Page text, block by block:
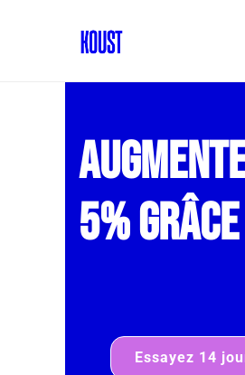
5%
Essayez 14